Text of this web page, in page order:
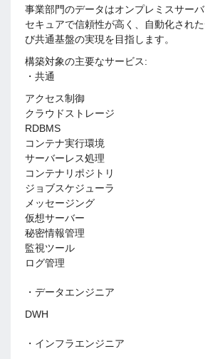
事業部門のデータはオンプレミスサーバ
セキュアで信頼性が高く、自動化され
び共通基盤の実現を目指します。
構築対象の主要なサービス:
・共通
アクセス制御
クラウドストレージ
RDBMS
コンテナ実行環境
サーバーレス処理
コンテナリポジトリ
ジョブスケジューラ
メッセージング
仮想サーバー
秘密情報管理
監視ツール
ログ管理
・データエンジニア
DWH
・インフラエンジニア